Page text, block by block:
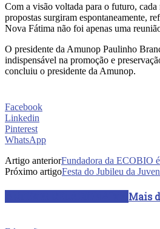
Com a visão voltada para o futuro, cada
propostas surgiram espontaneamente,
Nova Fátima não foi apenas uma
O presidente da Amunop Paulinho
indispensável na promoção e
concluiu o presidente da Amunop.
Facebook
Linkedin
Pinterest
WhatsApp
Artigo anteriorFundadora da ECOBIO
Próximo artigoFesta do Jubileu da
Mais